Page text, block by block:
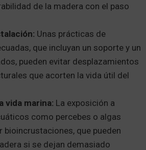
de la madera con el paso
Unas prácticas de
que incluyan un soporte y un
pueden evitar desplazamientos
que acorten la vida útil del
vida marina: La exposición a
como percebes o algas
bioincrustaciones, que pueden
si se dejan demasiado